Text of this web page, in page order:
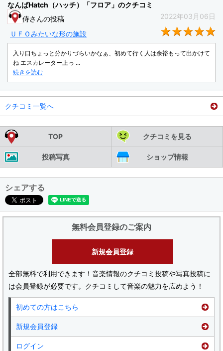
なんばHatch（ハッチ）「フロア」のクチコミ
侍さんの投稿
2022年03月06日
ＵＦＯみたいな形の施設
入り口ちょっと分かりづらいかなぁ、初めて行く人は余裕もって出かけて
ね エスカレーター上っ ...
続きを読む
クチコミ一覧へ
TOP クチコミを見る
投稿写真 ショップ情報
シェアする
無料会員登録のご案内
新規会員登録
全部無料で利用できます！音楽情報のクチコミ投稿や写真投稿に
は会員登録が必要です。クチコミして音楽の魅力を広めよう！
初めての方はこちら
新規会員登録
ログイン